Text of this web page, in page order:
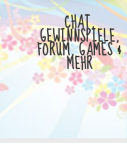
CHAT,
GEWINNSPIELE,
FORUM, GAMES &
MEHR